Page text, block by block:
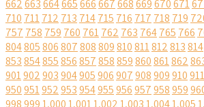
662663664665666667668669670671
710 711712 713 714715 716 717 718 719
757 758 759 760 761762 763 764765 766
804805806807808809810811812813814
853854855856857858859860861862
901902903904905906907908909910911
950951952953954955956957958959